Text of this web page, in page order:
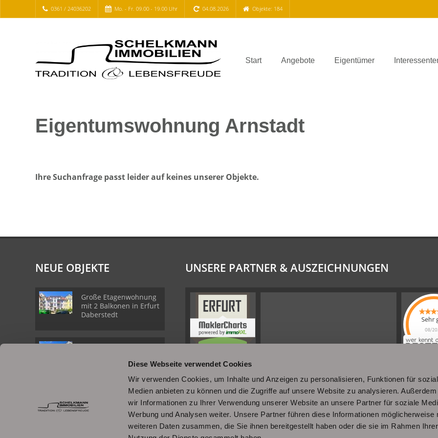
Diese Webseite verwendet Cookies
Wir verwenden Cookies, um Inhalte und Anzeigen zu personalisieren, Funktionen für
Medien anbieten zu können und die Zugriffe auf unsere Website zu analysieren. Außerdem
wir Informationen zu Ihrer Verwendung unserer Website an unsere Partner für soziale
Werbung und Analysen weiter. Unsere Partner führen diese Informationen möglicherweise
weiteren Daten zusammen, die Sie ihnen bereitgestellt haben oder die sie im Rahmen Ihrer
0361 / 24036202 Mo. - Fr. 09.00 - 19.00 Uhr 04.08.2026 Objekte: 184
Start Angebote Eigentümer
Eigentumswohnung Arnstadt
Ihre Suchanfrage passt leider auf keines unserer Objekte.
NEUE OBJEKTE
Große Etagenwohnung
mit 2 Balkonen in Erfurt
Daberstedt
Schöne
mit Balkon in Erfurt
Moderne, bezugsbereite
1Raumwohnung mit
Einbauküche &
UNSERE PARTNER & AUSZEICHNUNGEN
Sehr
08/